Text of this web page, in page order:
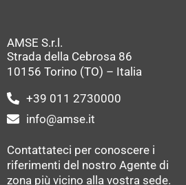
AMSE S.r.l.
Strada della Cebrosa 86
10156 Torino (TO) – Italia
+39 011 2730000
info@amse.it
Contattateci per conoscere i
riferimenti del nostro Agente di
zona più vicino alla vostra sede.